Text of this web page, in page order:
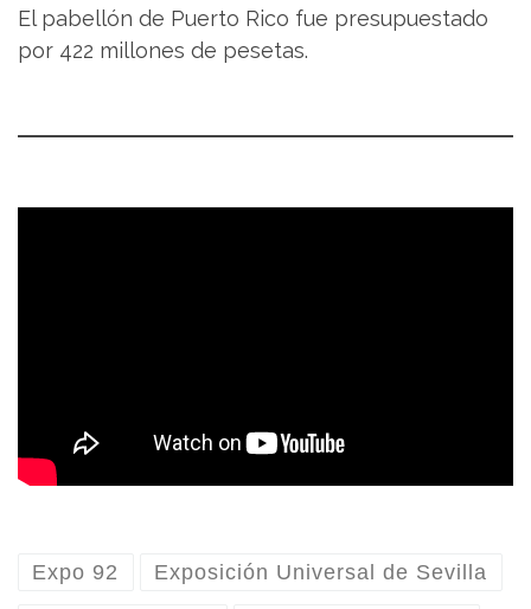
El pabellón de Puerto Rico fue presupuestado
por 422 millones de pesetas.
Expo 92 Exposición Universal de Sevilla